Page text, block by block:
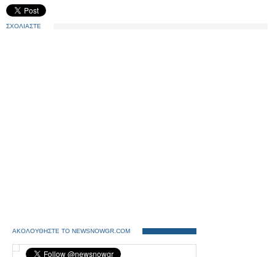
ΣΧΟΛΙΑΣΤΕ
ΑΚΟΛΟΥΘΗΣΤΕ ΤΟ NEWSNOWGR.COM